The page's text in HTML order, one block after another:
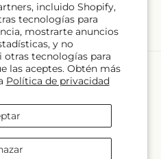
incluido Shopify,
tecnologías para
mostrarte anuncios
y no
tecnologías para
las aceptes. Obtén más
Política de privacidad
Instagram
ES